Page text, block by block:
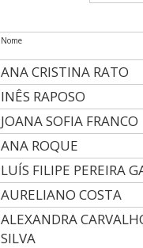
Nome
ANA CRISTINA RATO
INÊS RAPOSO
JOANA SOFIA FRANCO
ANA ROQUE
LUÍS FILIPE PEREIRA
AURELIANO COSTA
ALEXANDRA
SILVA